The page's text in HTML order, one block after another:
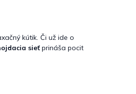
kútik. Či už ide o
sieť prináša pocit